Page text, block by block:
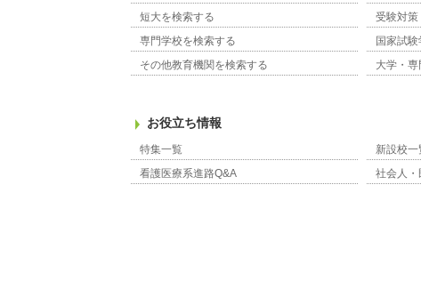
短大を検索する
専門学校を検索する
その他教育機関を検索する
受験対策
国家試
大学・
お役立ち情報
特集一覧
新設校一
看護医療系進路Q&A
社会人・